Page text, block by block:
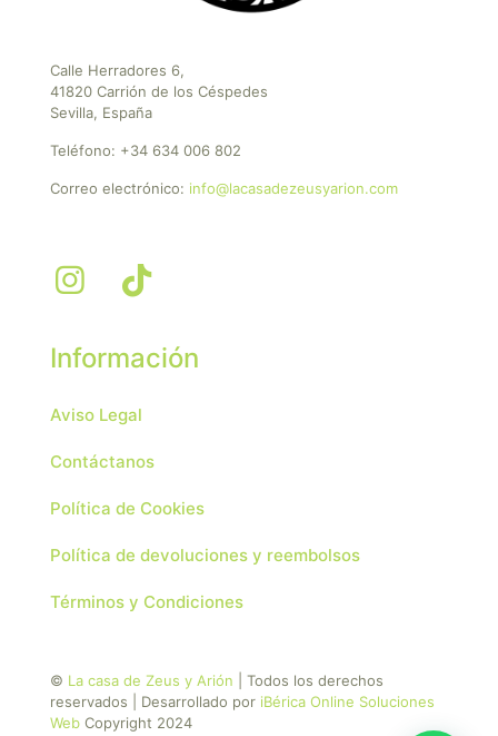
Calle Herradores 6,
41820 Carrión de los Céspedes
Sevilla, España
Teléfono: +34 634 006 802
Correo electrónico: info@lacasadezeusyarion.com
Información
Aviso Legal
Contáctanos
Política de Cookies
Política de devoluciones y reembolsos
Términos y Condiciones
© La casa de Zeus y Arión | Todos los derechos
reservados | Desarrollado por iBérica Online Soluciones
Web Copyright 2024